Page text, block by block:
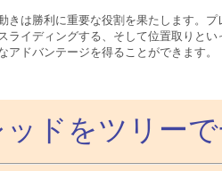
きは勝利に重要な役割を果たします。
ライディングする、そして位置取りと
アドバンテージを得ることができます。
ッドをツリー